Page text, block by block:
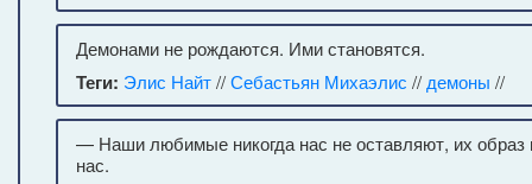
Демонами не рождаются. Ими становятся.
Теги: Элис Найт//Себастьян Михаэлис // демоны //
— Наши любимые никогда нас не оставляют, их образ
нас.